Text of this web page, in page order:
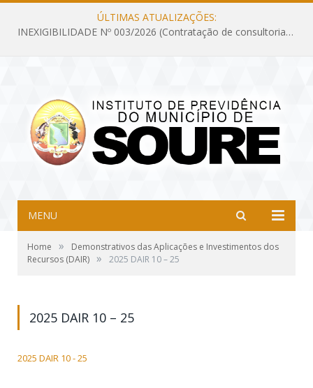
ÚLTIMAS ATUALIZAÇÕES:
INEXIGIBILIDADE Nº 003/2026 (Contratação de consultoria previdenciária com finalidade de obtenção do CRP, confecção dos demonstrativos previdenciários DAIR, DIPR e DPIN, preparar e alimentar o CADPREV, em atendimento às demandas do Instituto de Previdência dos Servidores do Município de Soure – IPSMS, por um período de 10 (dez) meses)
MENU
Home »
Demonstrativos das Aplicações e Investimentos dos
Recursos (DAIR) » 2025 DAIR 10 – 25
2025 DAIR 10 – 25
2025 DAIR 10 - 25